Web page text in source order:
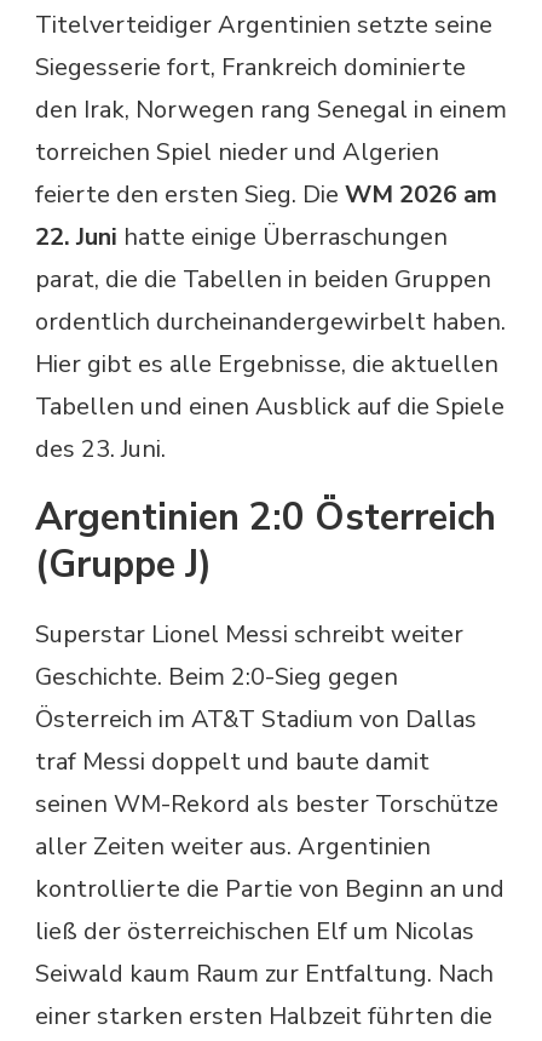
Titelverteidiger Argentinien setzte seine
Siegesserie fort, Frankreich dominierte
den Irak, Norwegen rang Senegal in einem
torreichen Spiel nieder und Algerien
feierte den ersten Sieg. Die WM 2026 am
22. Juni hatte einige Überraschungen
parat, die die Tabellen in beiden Gruppen
ordentlich durcheinandergewirbelt haben.
Hier gibt es alle Ergebnisse, die aktuellen
Tabellen und einen Ausblick auf die Spiele
des 23. Juni.
Argentinien 2:0 Österreich
(Gruppe J)
Superstar Lionel Messi schreibt weiter
Geschichte. Beim 2:0-Sieg gegen
Österreich im AT&T Stadium von Dallas
traf Messi doppelt und baute damit
seinen WM-Rekord als bester Torschütze
aller Zeiten weiter aus. Argentinien
kontrollierte die Partie von Beginn an und
ließ der österreichischen Elf um Nicolas
Seiwald kaum Raum zur Entfaltung. Nach
einer starken ersten Halbzeit führten die